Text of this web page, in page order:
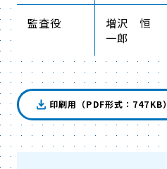
監査役
増沢 恒
一郎
印刷用（PDF形式：747KB）